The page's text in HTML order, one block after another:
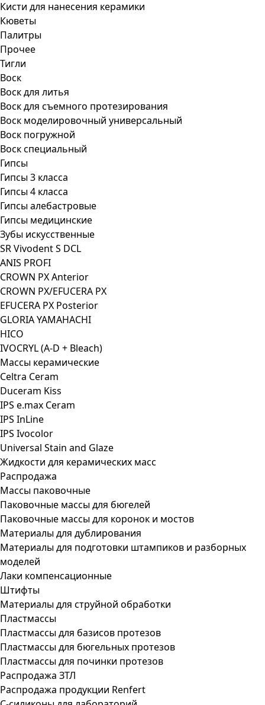
Кисти для нанесения керамики
Кюветы
Палитры
Прочее
Тигли
Воск
Воск для литья
Воск для съемного протезирования
Воск моделировочный универсальный
Воск погружной
Воск специальный
Гипсы
Гипсы 3 класса
Гипсы 4 класса
Гипсы алебастровые
Гипсы медицинские
Зубы искусственные
SR Vivodent S DCL
ANIS PROFI
CROWN PX Anterior
CROWN PX/EFUCERA PX
EFUCERA PX Posterior
GLORIA YAMAHACHI
HICO
IVOCRYL (A-D + Bleach)
Массы керамические
Celtra Ceram
Duceram Kiss
IPS e.max Ceram
IPS InLine
IPS Ivocolor
Universal Stain and Glaze
Жидкости для керамических масс
Распродажа
Массы паковочные
Паковочные массы для бюгелей
Паковочные массы для коронок и мостов
Материалы для дублирования
Материалы для подготовки штампиков и разборных
моделей
Лаки компенсационные
Штифты
Материалы для струйной обработки
Пластмассы
Пластмассы для базисов протезов
Пластмассы для бюгельных протезов
Пластмассы для починки протезов
Распродажа ЗТЛ
Распродажа продукции Renfert